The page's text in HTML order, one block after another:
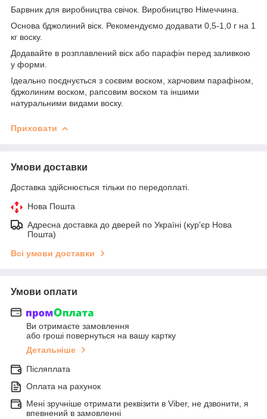
Барвник для виробництва свічок. Виробництво Німеччина.
Основа бджолиний віск. Рекомендуємо додавати 0,5-1,0 г на 1
кг воску.
Додавайте в розплавлений віск або парафін перед заливкою
у форми.
Ідеально поєднується з соєвим воском, харчовим парафіном,
бджолиним воском, рапсовим воском та іншими
натуральними видами воску.
Приховати
Умови доставки
Доставка здійснюється тільки по передоплаті.
Нова Пошта
Адресна доставка до дверей по Україні (кур'єр Нова
Пошта)
Всі умови доставки
Умови оплати
Ви отримаєте замовлення
або гроші повернуться на вашу картку
Детальніше
Післяплата
Оплата на рахунок
Мені зручніше отримати реквізити в Viber, не дзвонити, я
впевнений в замовленні